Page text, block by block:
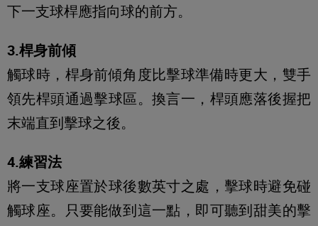
下一支球桿應指向球的前方。
3.桿身前傾
觸球時，桿身前傾角度比擊球準備時更大，雙手
領先桿頭通過擊球區。換言一，桿頭應落後握把
末端直到擊球之後。
4.練習法
將一支球座置於球後數英寸之處，擊球時避免碰
觸球座。只要能做到這一點，即可聽到甜美的擊